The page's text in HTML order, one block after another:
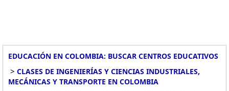
EDUCACIÓN EN COLOMBIA: BUSCAR CENTROS EDUCATIVOS
> CLASES DE INGENIERÍAS Y CIENCIAS INDUSTRIALES,
MECÁNICAS Y TRANSPORTE EN COLOMBIA